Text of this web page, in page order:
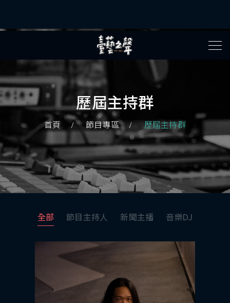
歷屆主持群
首頁 節目專區 歷屆主持群
全部 節目主持人 新聞主播 音樂DJ